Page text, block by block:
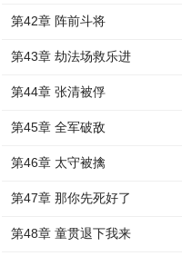
第42章 阵前斗将
第43章 劫法场救乐进
第44章 张清被俘
第45章 全军破敌
第46章 太守被擒
第47章 那你先死好了
第48章 童贯退下我来